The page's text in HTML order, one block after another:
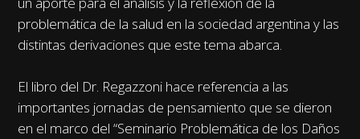
problemática de la salud en la sociedad argentina y las
distintas derivaciones que este tema abarca.
El libro del Dr. Regazzoni hace referencia a las
importantes jornadas de pensamiento que se dieron
en el marco del “Seminario Problemática de los Daños